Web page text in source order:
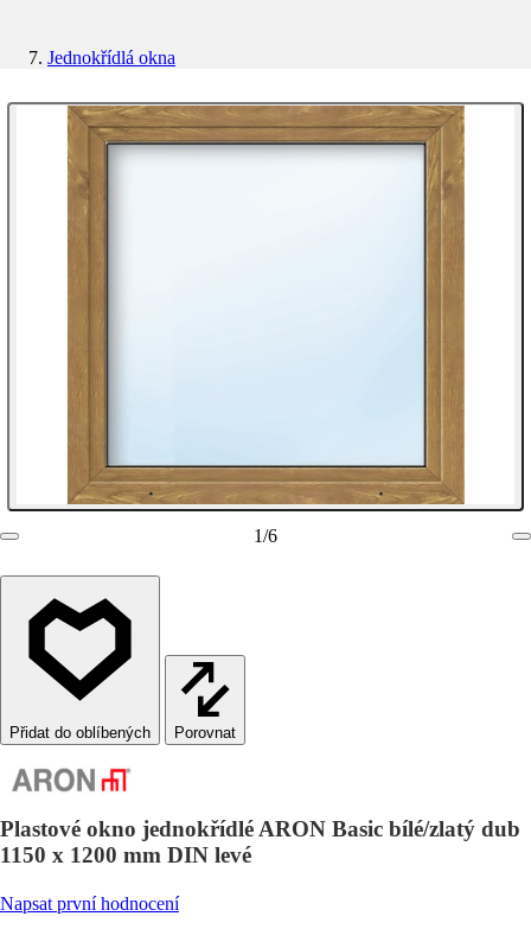
Jednokřídlá okna
1/6
Porovnat
Plastové okno jednokřídlé ARON Basic bílé/zlatý dub
1150 x 1200 mm DIN levé
Napsat první hodnocení